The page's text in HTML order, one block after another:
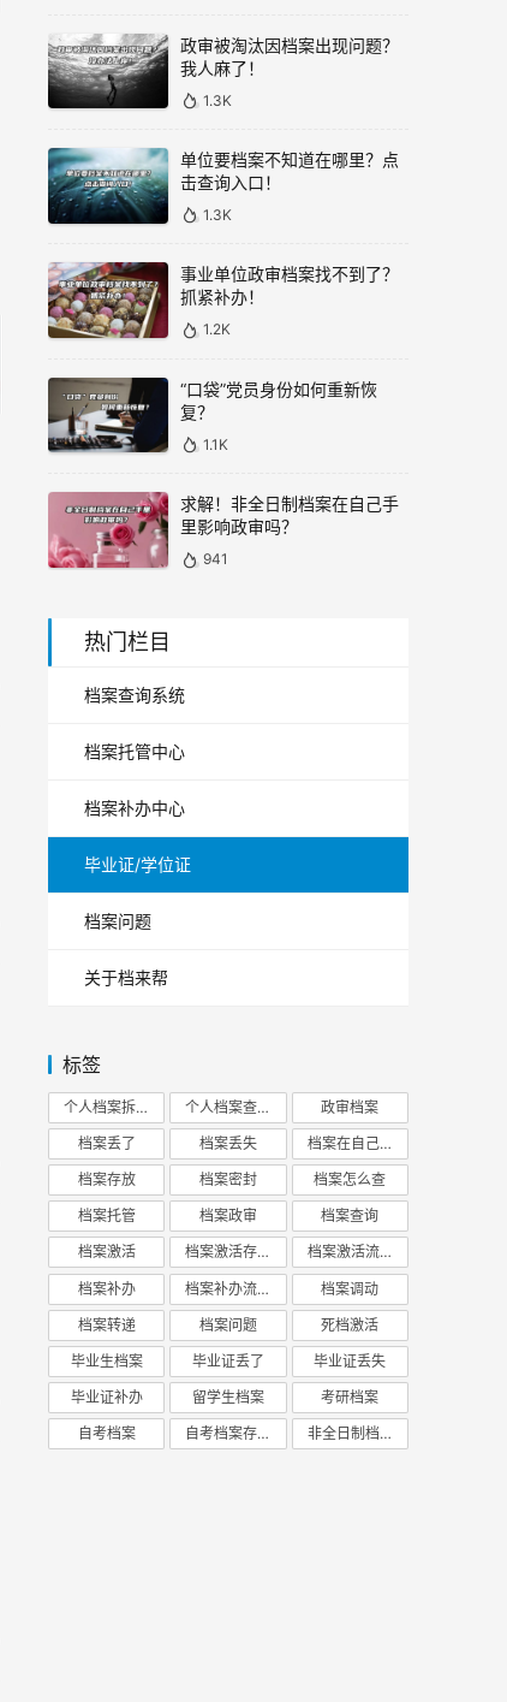
政审被淘汰因档案出现问题？
我人麻了！
1.3K
单位要档案不知道在哪里？点
击查询入口！
1.3K
事业单位政审档案找不到了？
抓紧补办！
1.2K
“口袋”党员身份如何重新恢
复？
1.1K
求解！非全日制档案在自己手
里影响政审吗？
941
热门栏目
档案查询系统
档案托管中心
档案补办中心
毕业证/学位证
档案问题
关于档来帮
标签
个人档案拆开 个人档案查询 政审档案
档案丢了 档案丢失 档案在自己手里
档案存放 档案密封 档案怎么查
档案托管 档案政审 档案查询
档案激活 档案激活存放 档案激活流程
档案补办 档案补办流程 档案调动
档案转递 档案问题 死档激活
毕业生档案 毕业证丢了 毕业证丢失
毕业证补办 留学生档案 考研档案
自考档案 自考档案存放 非全日制档案